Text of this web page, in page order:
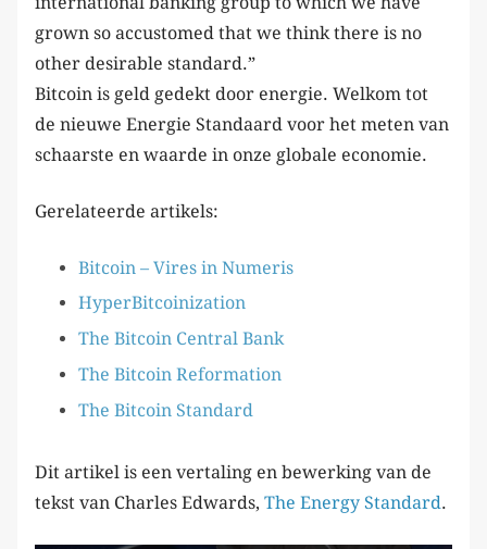
grown so accustomed that we think there is no
other desirable standard.”
Bitcoin is geld gedekt door energie. Welkom tot
de nieuwe Energie Standaard voor het meten van
schaarste en waarde in onze globale economie.
Gerelateerde artikels:
Bitcoin – Vires in Numeris
HyperBitcoinization
The Bitcoin Central Bank
The Bitcoin Reformation
The Bitcoin Standard
Dit artikel is een vertaling en bewerking van de
tekst van Charles Edwards, The Energy Standard.